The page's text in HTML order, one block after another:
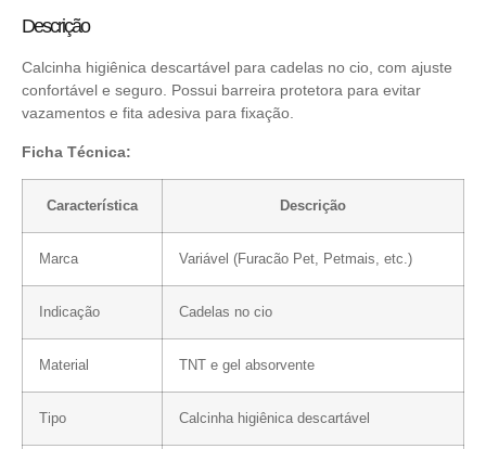
Descrição
Calcinha higiênica descartável para cadelas no cio, com ajuste
confortável e seguro. Possui barreira protetora para evitar
vazamentos e fita adesiva para fixação.
Ficha Técnica:
Característica Descrição
Marca Variável (Furacão Pet, Petmais, etc.)
Indicação Cadelas no cio
Material TNT e gel absorvente
Tipo Calcinha higiênica descartável